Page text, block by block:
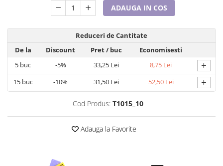
Cadouri Traditionale Romanesti
8 Martie
Cadouri Iubitori de animale
Cadouri GRAVIDE
Cadouri pentru sportivi
Cadouri Colegi, sefi sau angajati
Cadouri pentru Sfânta Maria
ADAUGA IN COS
Reduceri de Cantitate
De la
Discount Pret/ buc
Economisesti
5 buc -5% 33,25 Lei 8,75 Lei +
15buc -10% 31,50 Lei 52,50 Lei +
Cod Produs: T1015_10
Adauga la Favorite